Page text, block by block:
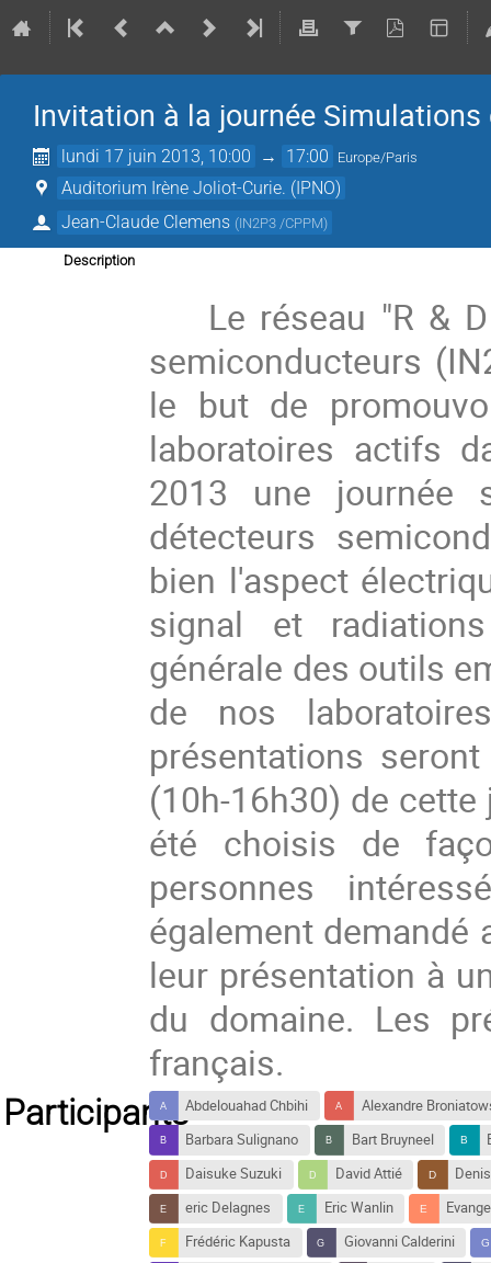
Invitation à la journée
lundi 17 juin 2013, 10:00 → 17:00 Europe/Paris
Auditorium Irène Joliot-Curie. (IPNO)
Jean-Claude Clemens (IN2P3 /CPPM)
Description
semiconducteurs
le but de
laboratoires actifs
2013 une journée
détecteurs
bien l'aspect
signal et
générale des outils
de nos
présentations
(10h-16h30) de
été choisis de
personnes
également demandé
leur présentation à
du domaine. Les
français.
ParticipantsAbdelouahad Chbihi
Alexandre
Barbara Sulignano
Bart Bruyneel
Daisuke Suzuki
David Attié
eric Delagnes
Eric Wanlin
Frédéric Kapusta
Giovanni Calderini